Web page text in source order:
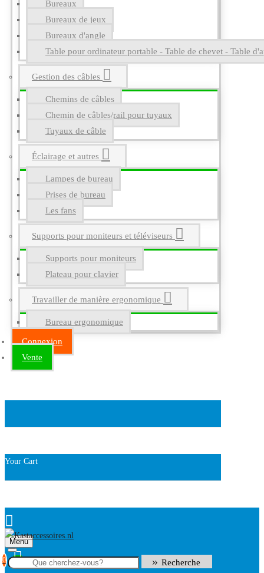
Bureaux
Bureaux de jeux
Bureaux d'angle
Table pour ordinateur portable - Table de chevet - Table
Gestion des câbles
Chemins de câbles
Chemin de câbles/rail pour tuyaux
Tuyaux de câble
Éclairage et autres
Lampes de bureau
Prises de bureau
Les fans
Supports pour moniteurs et téléviseurs
Supports pour moniteurs
Plateau pour clavier
Travailler de manière ergonomique
Bureau ergonomique
Connexion
Vente
Your Cart
Menu
0 Recherche